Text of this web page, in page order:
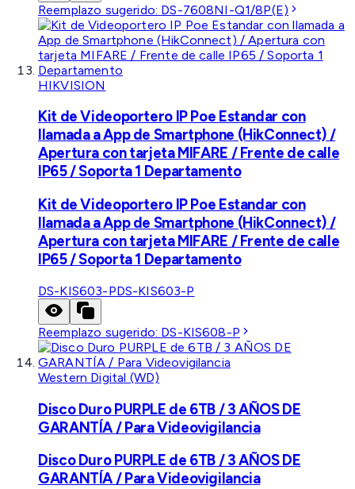
Reemplazo sugerido: DS-7608NI-Q1/8P(E)
HIKVISION
Kit de Videoportero IP Poe Estandar con
llamada a App de Smartphone (HikConnect) /
Apertura con tarjeta MIFARE / Frente de calle
IP65 / Soporta 1 Departamento
Kit de Videoportero IP Poe Estandar con
llamada a App de Smartphone (HikConnect) /
Apertura con tarjeta MIFARE / Frente de calle
IP65 / Soporta 1 Departamento
DS-KIS603-PDS-KIS603-P
Reemplazo sugerido: DS-KIS608-P
Western Digital (WD)
Disco Duro PURPLE de 6TB / 3 AÑOS DE
GARANTÍA / Para Videovigilancia
Disco Duro PURPLE de 6TB / 3 AÑOS DE
GARANTÍA / Para Videovigilancia